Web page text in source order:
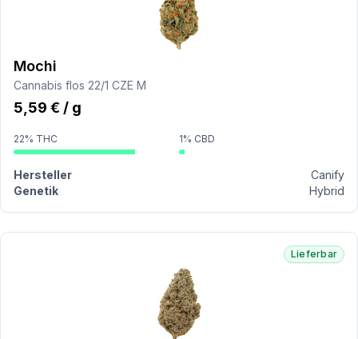
Mochi
Cannabis flos 22/1 CZE M
5,59 € / g
22% THC 1% CBD
Hersteller
Canify
Genetik
Hybrid
Lieferbar